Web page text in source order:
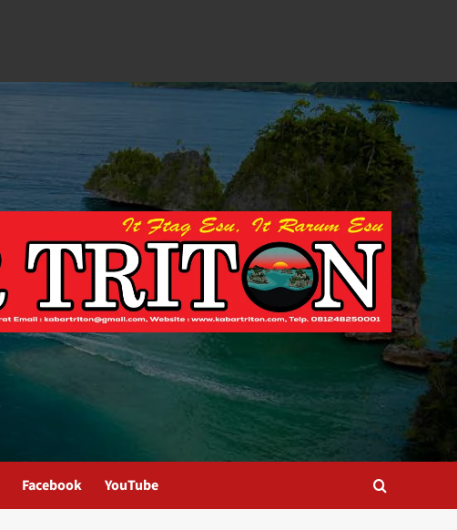
Facebook YouTube